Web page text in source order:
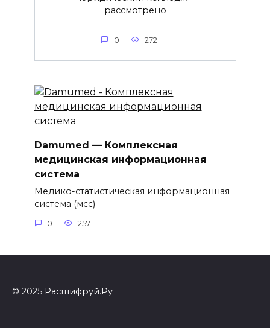
рассмотрено
0 272
Damumed — Комплексная
медицинская информационная
система
Медико-статистическая информационная
система (мсс)
0 257
© 2025 Расшифруй.Ру